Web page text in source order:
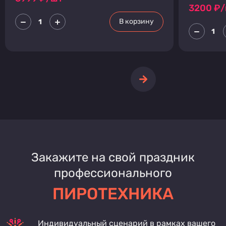
В корзину
3200 ₽/
Закажите на свой праздник
профессионального
ПИРОТЕХНИКА
Индивидуальный сценарий в рамках вашего